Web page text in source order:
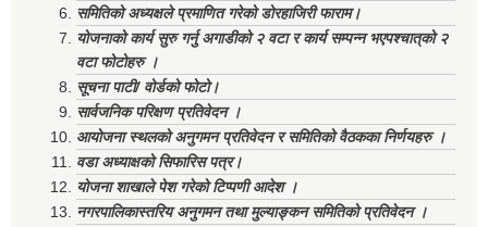
समितिको अध्यक्षले प्रमाणित गरेको डोरहाजिरी फाराम।
योजनाको कार्य सुरु गर्नु अगाडीको २ वटा र कार्य सम्पन्न भएपश्चात्‌को २
वटा फोटोहरु ।
सूचना पाटी/ वोर्डको फोटो।
सार्वजनिक परिक्षण प्रतिवेदन ।
आयोजना स्थलको अनुगमन प्रतिवेदन र समितिको वैठकका निर्णयहरु ।
वडा अध्याक्षको सिफारिस पत्र।
योजना शाखाले पेश गरेको टिप्पणी आदेश ।
नगरपालिकास्तरिय अनुगमन तथा मुल्याङ्कन समितिको प्रतिवेदन ।